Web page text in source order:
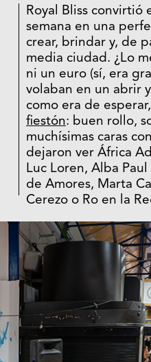
Royal Bliss convirtió
semana en una
crear, brindar y, de
media ciudad. ¿Lo
ni un euro (sí, era
volaban en un abrir
como era de
fiestón: buen rollo,
muchísimas caras
dejaron ver África
Luc Loren, Alba
de Amores, Marta
Cerezo o Ro en la